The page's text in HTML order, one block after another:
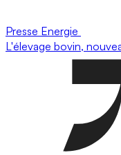
Presse Energie
L'élevage bovin,